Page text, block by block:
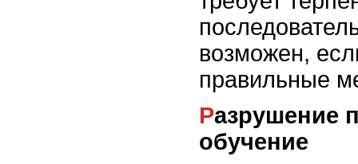
возможен,
правильные
Разрушение привычек через
обучение